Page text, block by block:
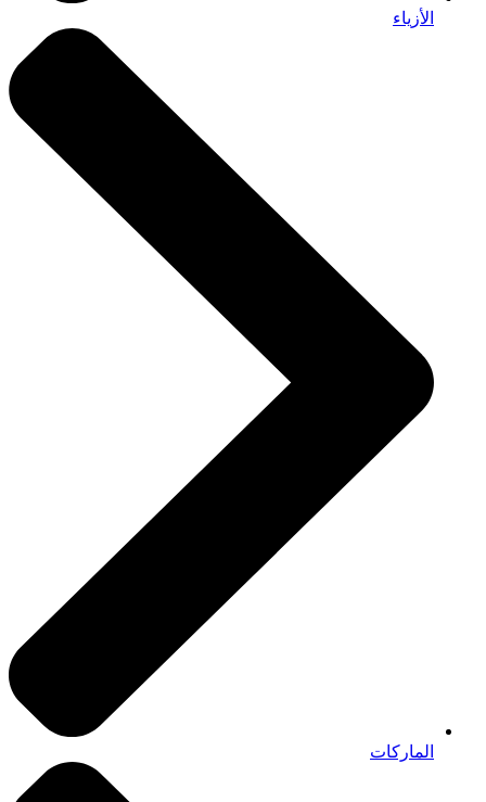
الأزياء
الماركات